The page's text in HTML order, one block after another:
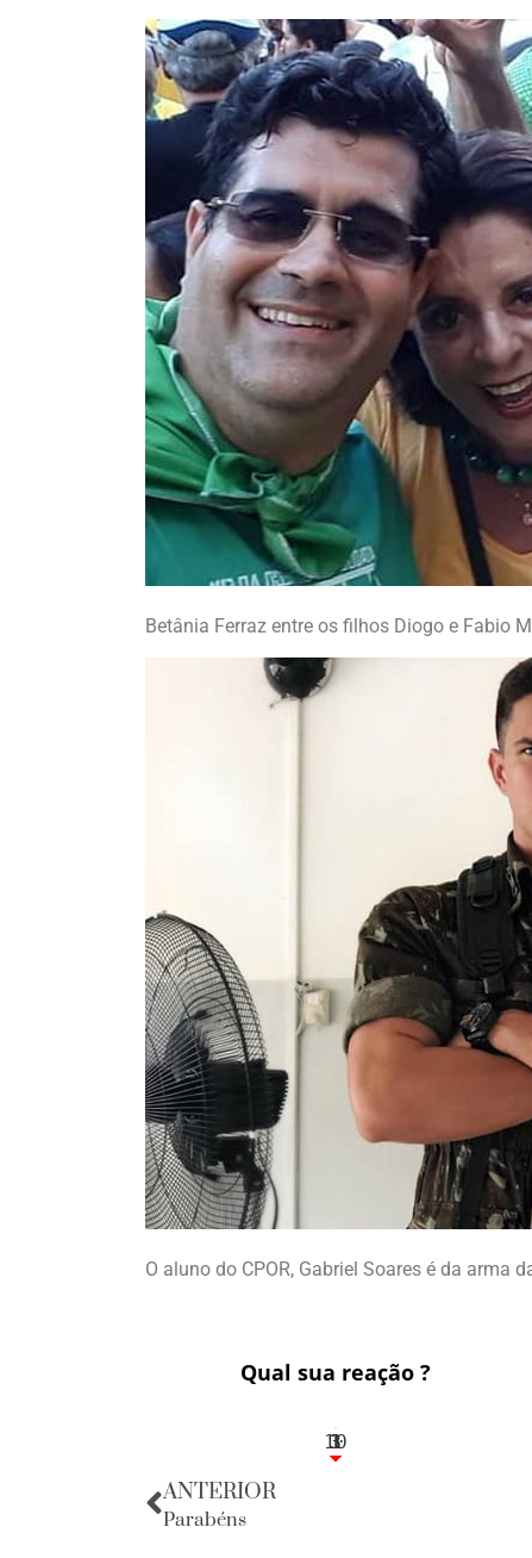
Betânia Ferraz entre os filhos Diogo e Fabio
O aluno do CPOR, Gabriel Soares é da arma
Qual sua reação ?
3
1
1
3
10
ANTERIOR
Parabéns